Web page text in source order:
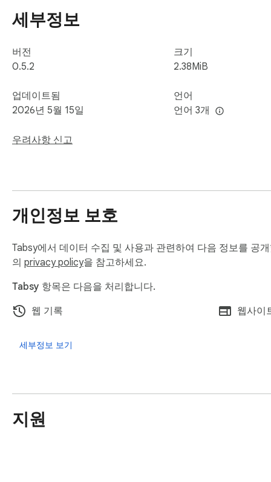
- Tools and dashboards
Tabsy is designed to make bookmark and tab
세부정보
버전
0.5.2
업데이트됨
2026년 5월 15일
우려사항 신고
크기
2.38MiB
언어
언어 3개
개인정보 보호
Tabsy에서 데이터 수집 및 사용과 관련하여 다음 정보를 공
의 privacy policy을 참고하세요.
Tabsy 항목은 다음을 처리합니다.
웹 기록
웹사이
세부정보 보기
지원